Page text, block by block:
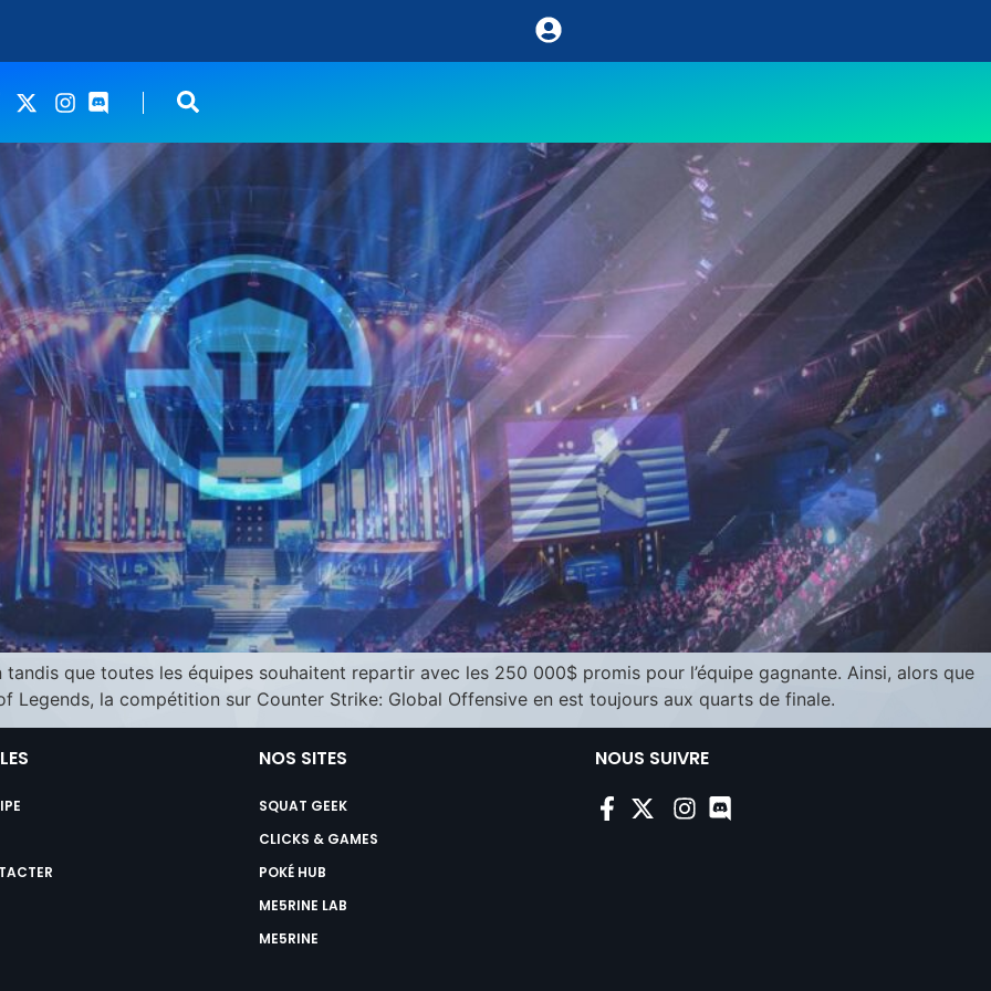
face à North lors de l’IEM Katowice
que toutes les équipes souhaitent repartir avec les 250 000$ promis pour l’équipe gagnante. Ainsi, alors que
Legends, la compétition sur Counter Strike: Global Offensive en est toujours aux quarts de finale.
NOS SITES
SQUAT GEEK
CLICKS & GAMES
POKÉ HUB
ME5RINE LAB
ME5RINE
NOUS SUIVRE